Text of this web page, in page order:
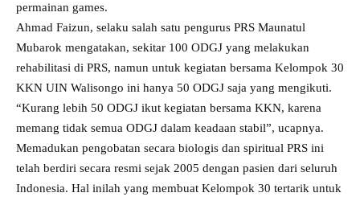
permainan games.
Ahmad Faizun, selaku salah satu pengurus PRS Maunatul
Mubarok mengatakan, sekitar 100 ODGJ yang melakukan
rehabilitasi di PRS, namun untuk kegiatan bersama Kelompok 30
KKN UIN Walisongo ini hanya 50 ODGJ saja yang mengikuti.
“Kurang lebih 50 ODGJ ikut kegiatan bersama KKN, karena
memang tidak semua ODGJ dalam keadaan stabil”, ucapnya.
Memadukan pengobatan secara biologis dan spiritual PRS ini
telah berdiri secara resmi sejak 2005 dengan pasien dari seluruh
Indonesia. Hal inilah yang membuat Kelompok 30 tertarik untuk